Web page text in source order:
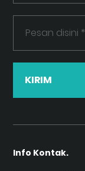
Info Kontak.